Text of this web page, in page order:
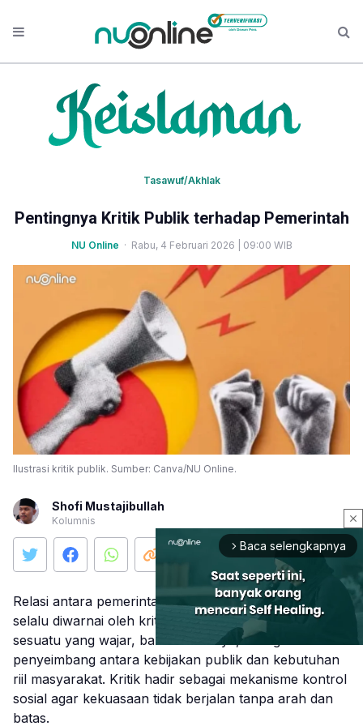
Tasawuf/Akhlak
Pentingnya Kritik Publik terhadap Pemerintah
NU Online · Rabu, 4 Februari 2026 | 09:00 WIB
Ilustrasi kritik publik. Sumber: Canva/NU Online.
Shofi Mustajibullah
Kolumnis
Relasi antara pemerintahan dan masyarakat hampir
selalu diwarnai oleh kritik. Kondisi ini merupakan
sesuatu yang wajar, bahkan niscaya, sebagai bentuk
penyeimbang antara kebijakan publik dan kebutuhan
riil masyarakat. Kritik hadir sebagai mekanisme kontrol
sosial agar kekuasaan tidak berjalan tanpa arah dan
batas.
close
arrow_forward_ios Baca selengkapnya